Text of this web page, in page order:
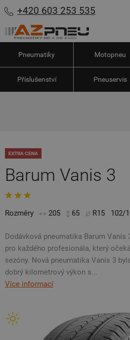
+420 603 253 535
Pneumatiky Motopneu
Příslušenství Pneuservis
EXTRA CENA
Barum Vanis 3
Rozměry 205 65 R15 102/
Dodávková pneumatika Barum
pro každého profesionála, který
sezóny. Nová pneumatika Vanis 3
dobrý kilometrový výkon s...
Více informací